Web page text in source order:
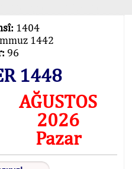
1404
1442
96
1448
AĞUSTOS
2026
Pazar